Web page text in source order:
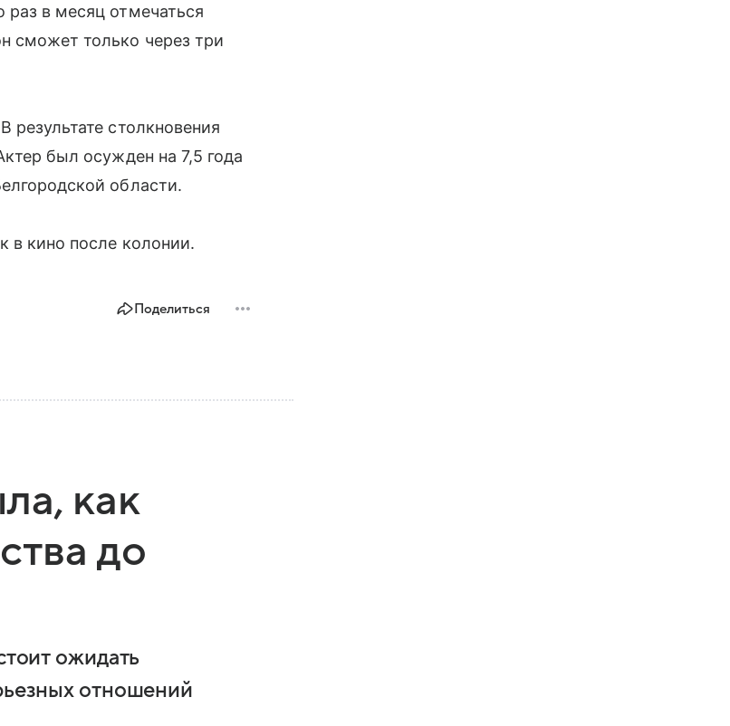
в месяц отмечаться
сможет только через три
столкновения
был осужден на 7,5 года
области.
в кино после колонии.
Поделиться
как
до
ожидать
отношений